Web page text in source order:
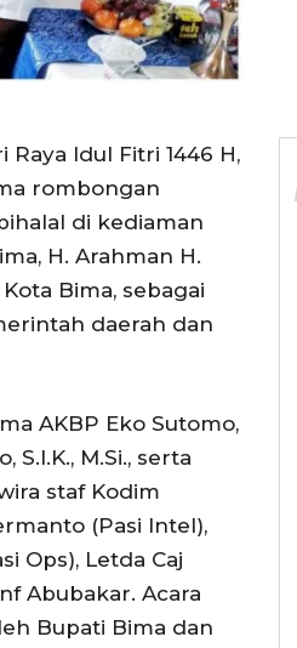
Idul Fitri 1446 H,
rombongan
di kediaman
H. Arahman H.
Bima, sebagai
daerah dan
AKBP Eko Sutomo,
S.I.K., M.Si., serta
staf Kodim
(Pasi Intel),
Ops), Letda Caj
Abubakar. Acara
Bupati Bima dan